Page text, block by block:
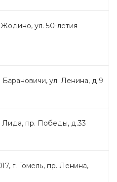
ул. 50-летия
ул. Ленина, д.9
Лида, пр. Победы, д.33
г. Гомель, пр. Ленина,